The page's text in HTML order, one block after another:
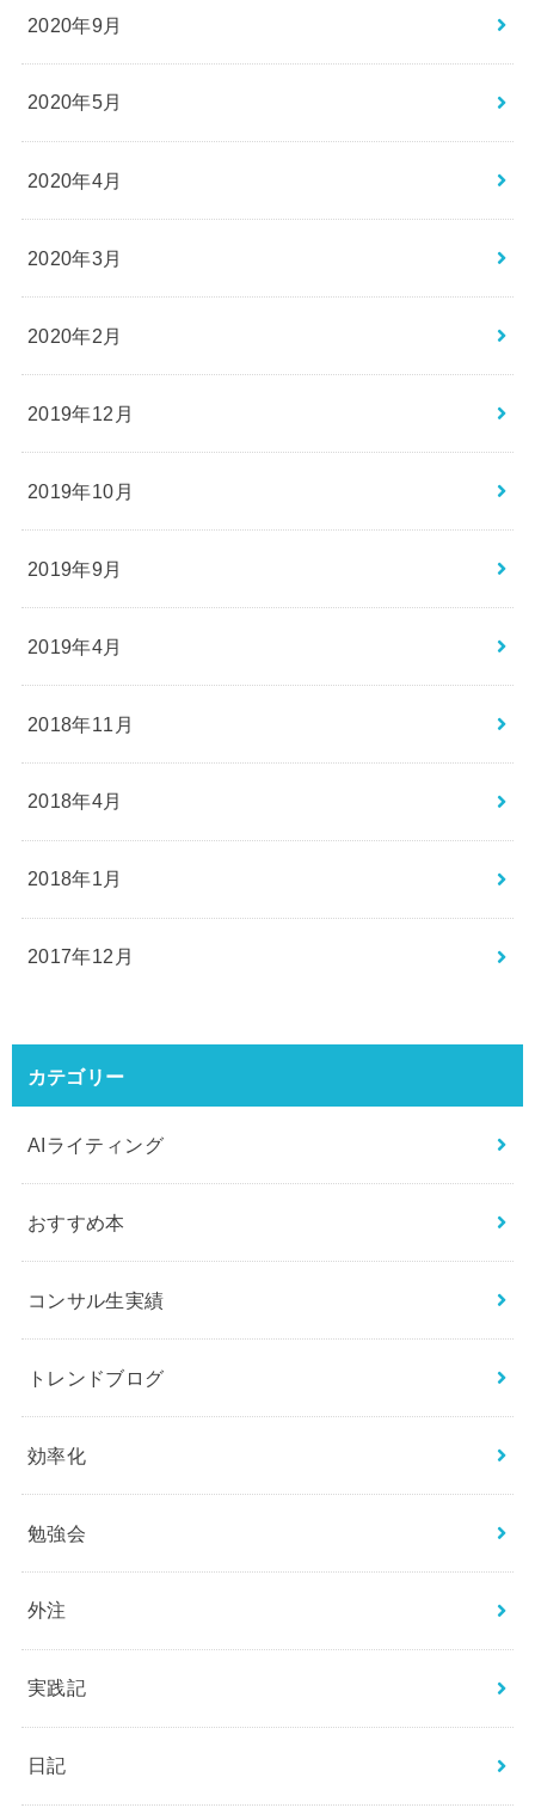
2020年9月
2020年5月
2020年4月
2020年3月
2020年2月
2019年12月
2019年10月
2019年9月
2019年4月
2018年11月
2018年4月
2018年1月
2017年12月
カテゴリー
AIライティング
おすすめ本
コンサル生実績
トレンドブログ
効率化
勉強会
外注
実践記
日記